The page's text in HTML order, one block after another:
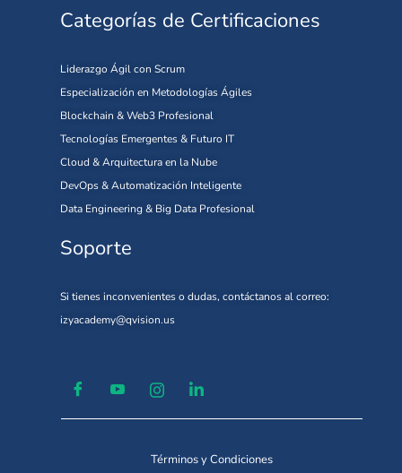
Categorías de Certificaciones
Liderazgo Ágil con Scrum
Especialización en Metodologías Ágiles
Blockchain & Web3 Profesional
Tecnologías Emergentes & Futuro IT
Cloud & Arquitectura en la Nube
DevOps & Automatización Inteligente
Data Engineering & Big Data Profesional
Soporte
Si tienes inconvenientes o dudas, contáctanos al correo:
izyacademy@qvision.us
Términos y Condiciones